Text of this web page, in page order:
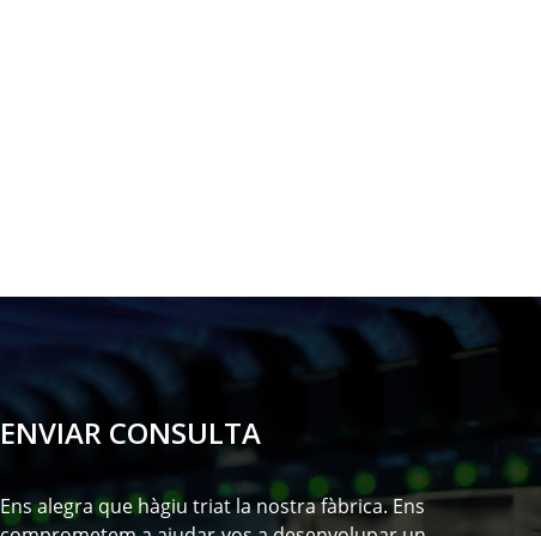
ENVIAR CONSULTA
Ens alegra que hàgiu triat la nostra fàbrica. Ens